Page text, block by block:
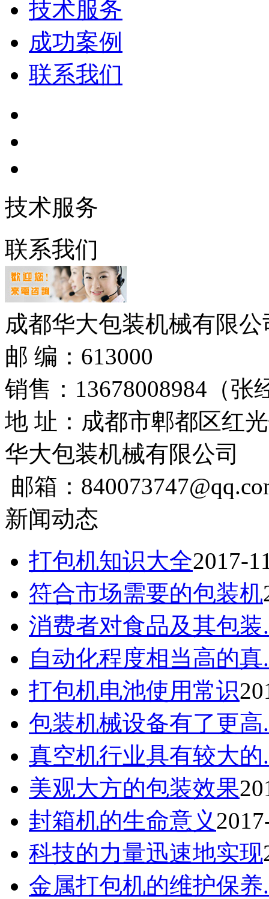
技术服务
成功案例
联系我们
技术服务
联系我们
成都华大包装机械有限公
邮 编：613000
销售： 13678008984 （张
地 址：成都市郫都区红
华大包装机械有限公司
邮箱：
新闻动态
打包机知识大全2017-
符合市场需要的包装机
消费者对食品及其包装
自动化程度相当高的真
打包机电池使用常识
包装机械设备有了更高
真空机行业具有较大的
美观大方的包装效果
封箱机的生命意义
科技的力量迅速地实现
金属打包机的维护保养